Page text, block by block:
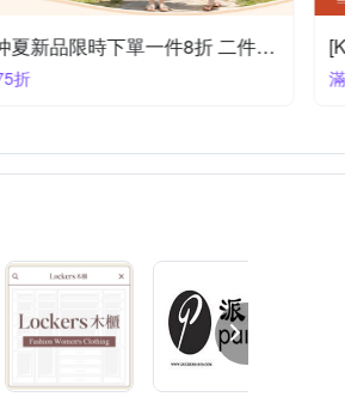
一件8折 二件75折(二)